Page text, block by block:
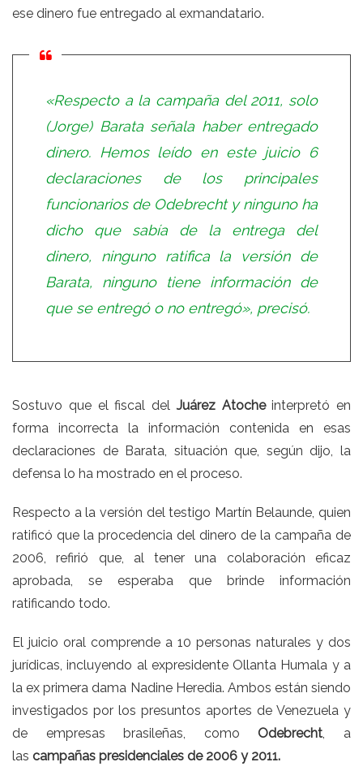
ese dinero fue entregado al exmandatario.
«Respecto a la campaña del 2011, solo
(Jorge) Barata señala haber entregado
dinero. Hemos leído en este juicio 6
declaraciones de los principales
funcionarios de Odebrecht y ninguno ha
dicho que sabía de la entrega del
dinero, ninguno ratifica la versión de
Barata, ninguno tiene información de
que se entregó o no entregó», precisó.
Sostuvo que el fiscal del Juárez Atocheinterpretó en
forma incorrecta la información contenida en esas
declaraciones de Barata, situación que, según dijo, la
defensa lo ha mostrado en el proceso.
Respecto a la versión del testigo Martín Belaunde, quien
ratificó que la procedencia del dinero de la campaña de
2006, refirió que, al tener una colaboración eficaz
aprobada, se esperaba que brinde información
ratificando todo.
El juicio oral comprende a 10 personas naturales y dos
jurídicas, incluyendo al expresidente Ollanta Humala y a
la ex primera dama Nadine Heredia. Ambos están siendo
investigados por los presuntos aportes de Venezuela y
de empresas brasileñas, comoOdebrecht, a
las campañas presidenciales de 2006 y 2011.